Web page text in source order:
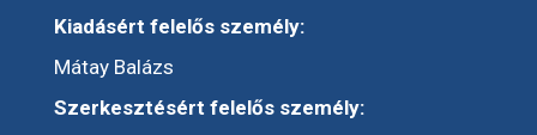
Kiadásért felelős személy:
Mátay Balázs
Szerkesztésért felelős személy: